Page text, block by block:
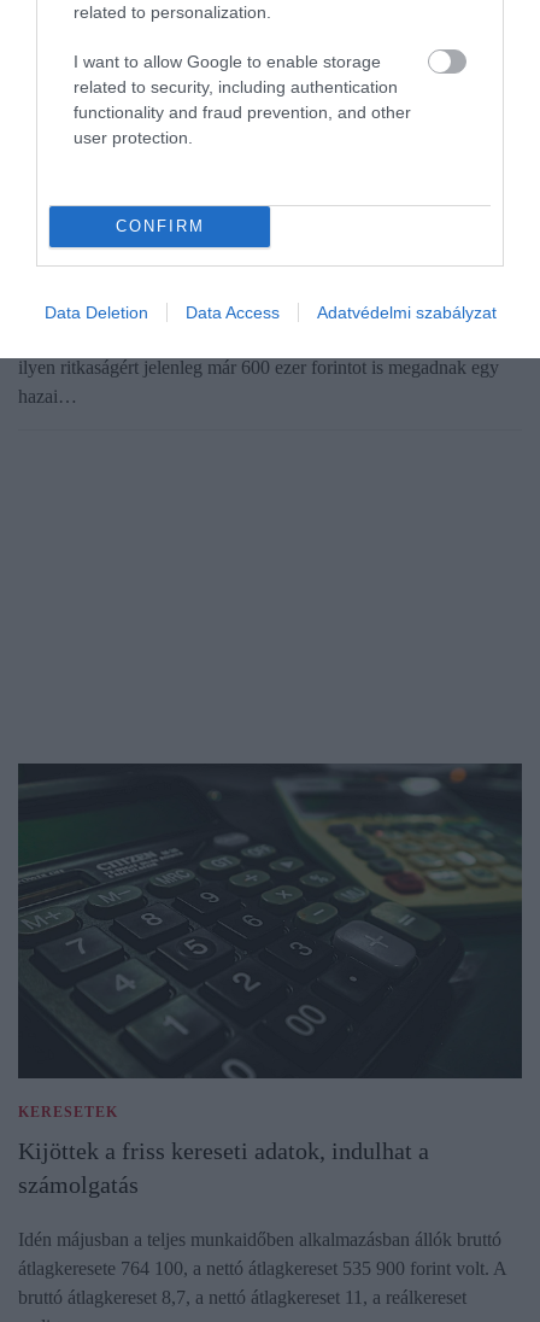
related to personalization.
I want to allow Google to enable storage
related to security, including authentication
functionality and fraud prevention, and other
user protection.
CONFIRM
Data Deletion Data Access Adatvédelmi szabályzat
600 ezer forintot is érhet egy hibásan nyomott 100
forintos
Akár egy hétköznapinak tűnő 100 forintos bankjegy is jelentős
ilyen ritkaságért jelenleg már 600 ezer forintot is megadnak egy
hazai…
KERESETEK
Kijöttek a friss kereseti adatok, indulhat a
számolgatás
Idén májusban a teljes munkaidőben alkalmazásban állók bruttó
átlagkeresete 764 100, a nettó átlagkereset 535 900 forint volt. A
bruttó átlagkereset 8,7, a nettó átlagkereset 11, a reálkereset